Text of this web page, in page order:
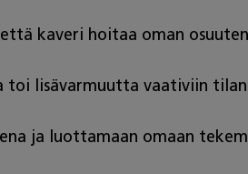
kaveri hoitaa oman
toi lisävarmuutta vaativiin
ja luottamaan omaan